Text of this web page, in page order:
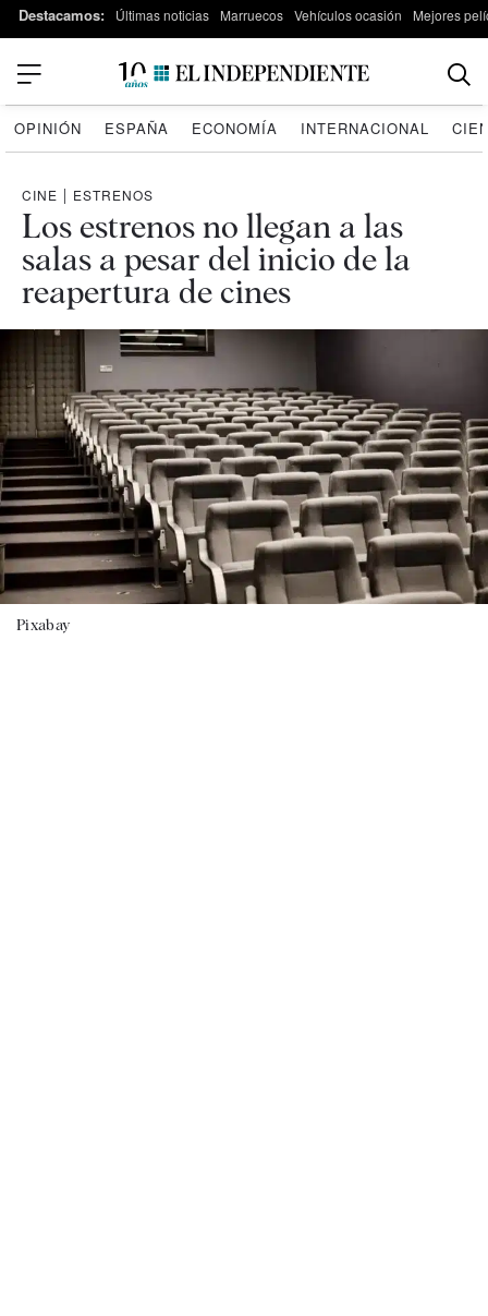
Destacamos: Últimas noticias Marruecos Vehículos ocasión Mejores
OPINIÓN ESPAÑA ECONOMÍA INTERNACIONAL
CINE | ESTRENOS
Los estrenos no llegan a las
salas a pesar del inicio de la
reapertura de cines
Pixabay